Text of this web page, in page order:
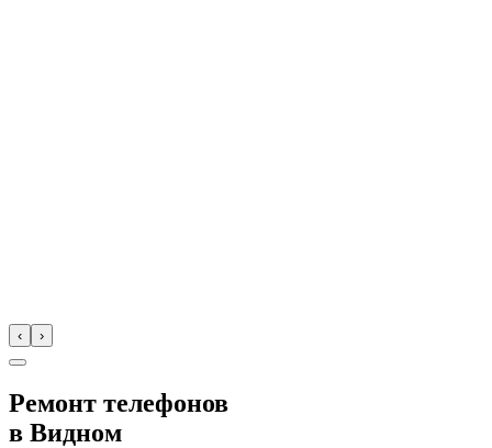
‹ ›
Ремонт телефонов
в Видном